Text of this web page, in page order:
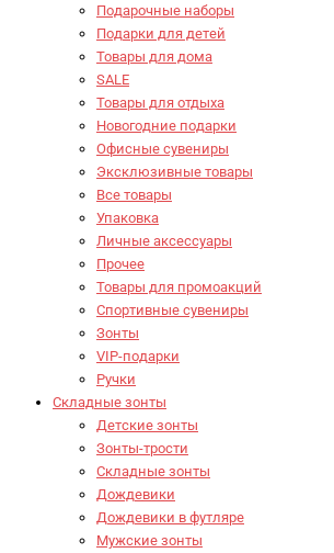
Подарочные наборы
Подарки для детей
Товары для дома
SALE
Товары для отдыха
Новогодние подарки
Офисные сувениры
Эксклюзивные товары
Все товары
Упаковка
Личные аксессуары
Прочее
Товары для промоакций
Спортивные сувениры
Зонты
VIP-подарки
Ручки
Складные зонты
Детские зонты
Зонты-трости
Складные зонты
Дождевики
Дождевики в футляре
Мужские зонты